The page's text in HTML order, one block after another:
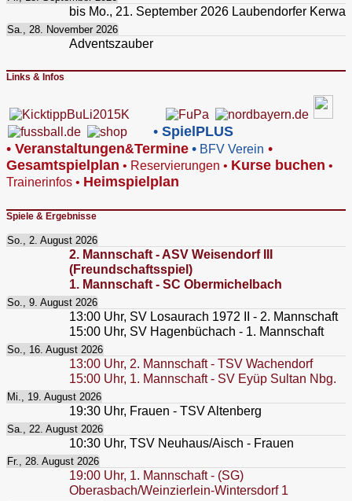
bis Mo., 21. September 2026 Laubendorfer Kerwa
Sa., 28. November 2026
Adventszauber
Links & Infos
• SpielPLUS
• Veranstaltungen&Termine • BFV Verein •
Gesamtspielplan • Reservierungen • Kurse buchen •
Trainerinfos • Heimspielplan
Spiele & Ergebnisse
So., 2. August 2026
2. Mannschaft - ASV Weisendorf III
(Freundschaftsspiel)
1. Mannschaft - SC Obermichelbach
So., 9. August 2026
13:00 Uhr, SV Losaurach 1972 II - 2. Mannschaft
15:00 Uhr, SV Hagenbüchach - 1. Mannschaft
So., 16. August 2026
13:00 Uhr, 2. Mannschaft - TSV Wachendorf
15:00 Uhr, 1. Mannschaft - SV Eyüp Sultan Nbg.
Mi., 19. August 2026
19:30 Uhr, Frauen - TSV Altenberg
Sa., 22. August 2026
10:30 Uhr, TSV Neuhaus/Aisch - Frauen
Fr., 28. August 2026
19:00 Uhr, 1. Mannschaft - (SG)
Oberasbach/Weinzierlein-Wintersdorf 1